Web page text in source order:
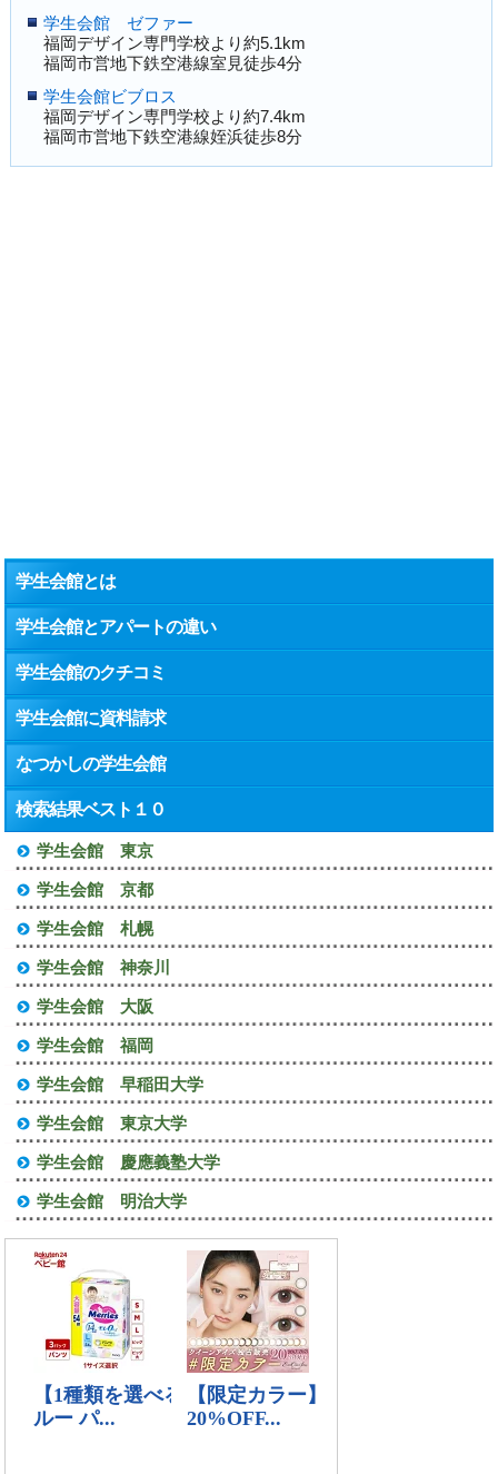
学生会館 ゼファー
福岡デザイン専門学校より約5.1km
福岡市営地下鉄空港線室見徒歩4分
学生会館ビブロス
福岡デザイン専門学校より約7.4km
福岡市営地下鉄空港線姪浜徒歩8分
学生会館とは
学生会館とアパートの違い
学生会館のクチコミ
学生会館に資料請求
なつかしの学生会館
検索結果ベスト１０
学生会館 東京
学生会館 京都
学生会館 札幌
学生会館 神奈川
学生会館 大阪
学生会館 福岡
学生会館 早稲田大学
学生会館 東京大学
学生会館 慶應義塾大学
学生会館 明治大学